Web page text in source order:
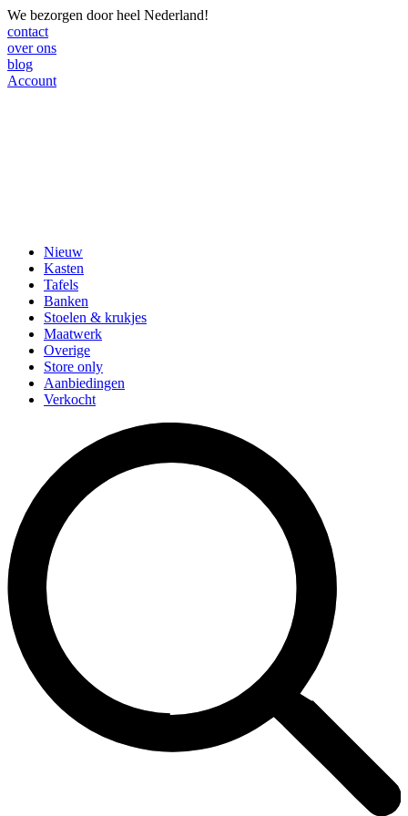
We bezorgen door heel Nederland!
contact
over ons
blog
Account
Nieuw
Kasten
Tafels
Banken
Stoelen & krukjes
Maatwerk
Overige
Store only
Aanbiedingen
Verkocht